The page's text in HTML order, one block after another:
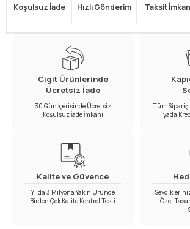
Koşulsuz İade Hızlı Gönderim Taksit
Cigit Ürünlerinde
Ücretsiz İade
30 Gün İçerisinde Ücretsiz
Koşulsuz İade İmkanı
Tüm
yada
Kalite ve Güvence
Yılda 3 Milyona Yakın Üründe
Birden Çok Kalite Kontrol Testi
Özel